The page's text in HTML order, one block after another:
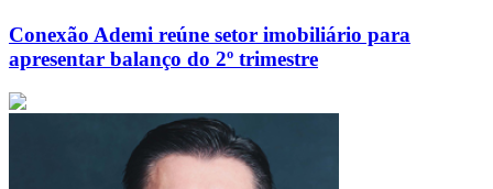
Conexão Ademi reúne setor imobiliário para
apresentar balanço do 2º trimestre